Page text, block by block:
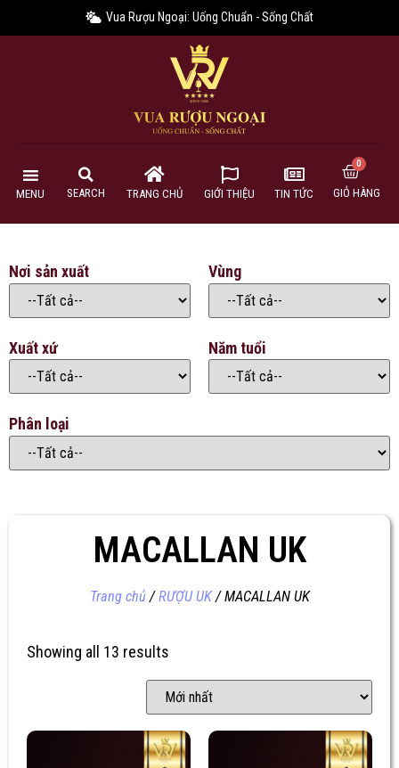
Vua Rượu Ngoại: Uống Chuẩn - Sống Chất
MENU SEARCH TRANG CHỦ GIỚI THIỆU TIN TỨC GIỎ HÀNG
Nơi sản xuất Vùng
Xuất xứ Năm tuổi
Phân loại
MACALLAN UK
Trang chủ/RƯỢU UK/ MACALLAN UK
Showing all 13 results